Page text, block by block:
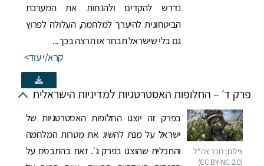
נדרש להקדים ולהנחות את המערכת
הביטחונית להיערך למלחמה, העלולה לפרוץ
גם בלי שישראל תבחר או תרצה בכך...
קרא/י עוד
פרק ד׳ – החלופות האסטרטגיות למדיניות הישראלית
בפרק זה יוצגו החלופות האסטרטגיות של
ישראל על מנת להשיג את מטרות המלחמה
והתכלית שהוצגו בפרק ג׳. זאת בהתבסס על